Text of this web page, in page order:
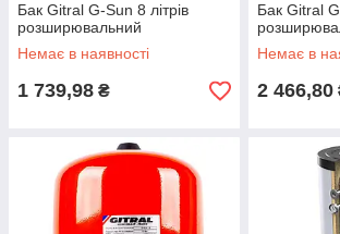
Бак Gitral G-Sun 8 літрів
розширювальний
Немає в наявності
1 739,98 ₴
Бак Gitral
Немає в
2 466,80